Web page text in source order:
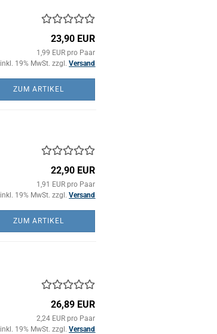
23,90 EUR
1,99 EUR pro Paar
inkl. 19% MwSt. zzgl.Versand
ZUM ARTIKEL
22,90 EUR
1,91 EUR pro Paar
inkl. 19% MwSt. zzgl.Versand
ZUM ARTIKEL
26,89 EUR
2,24 EUR pro Paar
inkl. 19% MwSt. zzgl.Versand